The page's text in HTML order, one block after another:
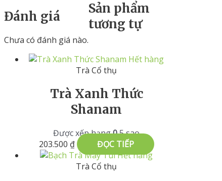
Đánh giá
Chưa có đánh giá nào.
Sản phẩm
tương tự
Hết hàng
Trà Cổ thụ
Trà Xanh Thức
Shanam
Được xếp hạng05 sao
203.500 ₫
ĐỌC TIẾP
Hết hàng
Trà Cổ thụ